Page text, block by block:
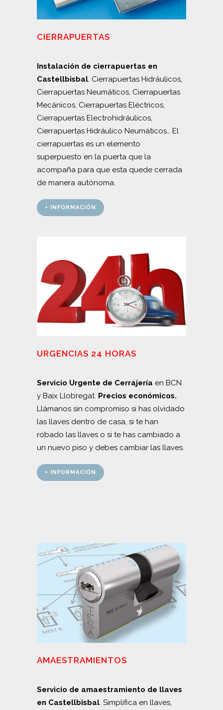
CIERRAPUERTAS
Instalación de cierrapuertas en
Castellbisbal. Cierrapuertas Hidráulicos,
Cierrapuertas Neumáticos, Cierrapuertas
Mecánicos, Cierrapuertas Eléctricos,
Cierrapuertas Electrohidráulicos,
Cierrapuertas Hidráulico Neumáticos… El
cierrapuertas es un elemento
superpuesto en la puerta que la
acompaña para que esta quede cerrada
de manera autónoma.
+ INFORMACIÓN
URGENCIAS 24 HORAS
Servicio Urgente de Cerrajería en BCN
y Baix Llobregat. Precios económicos.
Llámanos sin compromiso si has olvidado
las llaves dentro de casa, si te han
robado las llaves o si te has cambiado a
un nuevo piso y debes cambiar las llaves.
+ INFORMACIÓN
AMAESTRAMIENTOS
Servicio de amaestramiento de llaves
en Castellbisbal. Simplifica en llaves,